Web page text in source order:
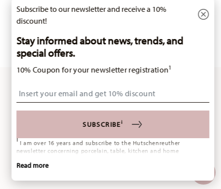
£18.00£22.50
30-day best price:
£23.40£29.25
You have seen 24 of 40 products
MORE RESULTS
Subscribe to our newsletter and receive a 10%
discount!
Stay informed about news, trends, and
special offers.
10% Coupon for your newsletter registration1
SUBSCRIBEi
i I am over 16 years and subscribe to the Hutschenreuther
newsletter concerning porcelain, table, kitchen and home
time with effect for the future via the unsubscribe link in the
Read more